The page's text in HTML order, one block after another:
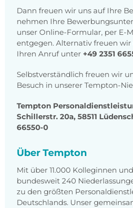
Dann freuen wir uns auf Ihre
nehmen Ihre
unser Online-Formular, per E-
entgegen. Alternativ freuen wir
Ihren Anruf unter +49 2351
Selbstverständlich freuen wir
Besuch in unserer Tempton-
Tempton
Schillerstr. 20a, 58511
66550-0
Über Tempton
Mit über 11.000 Kolleginnen
bundesweit 240
zu den größten
Deutschlands. Unser